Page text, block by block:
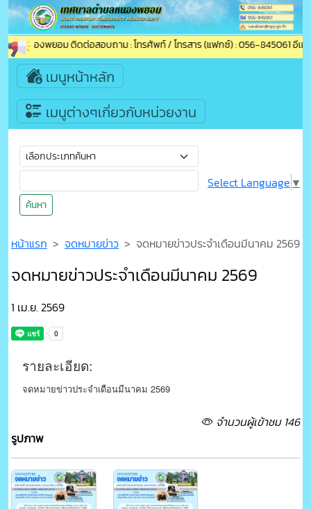
ลหนองพยอม ติดต่อสอบถาม : โทรศัพท์ / โทรสาร (แฟกซ์) : 056-845061 อีเมล์ :
เมนูหน้าหลัก
เมนูต่างๆเกี่ยวกับหน่วยงาน
ค้นหา
Select Language ▼
หน้าแรก จดหมายข่าว จดหมายข่าวประจำเดือนมีนาคม 2569
จดหมายข่าวประจำเดือนมีนาคม 2569
1 เม.ย. 2569
รายละเอียด:
จดหมายข่าวประจำเดือนมีนาคม 2569
จำนวนผู้เข้าชม 146
รูปภาพ